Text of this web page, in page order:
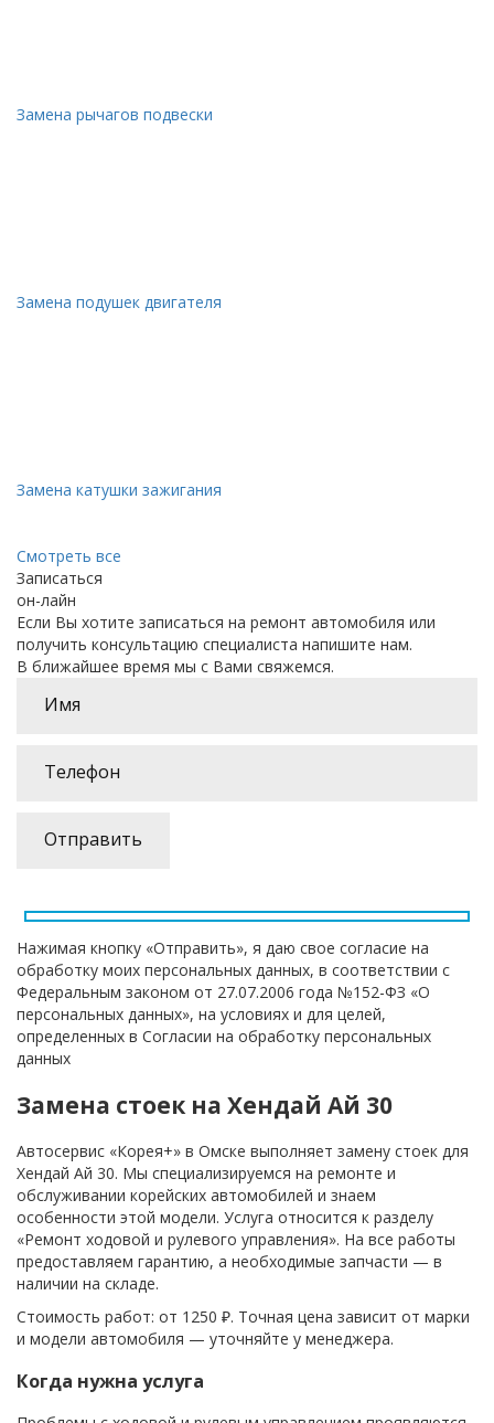
Замена рычагов подвески
Замена подушек двигателя
Замена катушки зажигания
Смотреть все
Записаться
он-лайн
Если Вы хотите записаться на ремонт автомобиля или
получить консультацию специалиста напишите нам.
В ближайшее время мы с Вами свяжемся.
Нажимая кнопку «Отправить», я даю свое согласие на
обработку моих персональных данных, в соответствии с
Федеральным законом от 27.07.2006 года №152-ФЗ «О
персональных данных», на условиях и для целей,
определенных в Согласии на обработку персональных
данных
Замена стоек на Хендай Ай 30
Автосервис «Корея+» в Омске выполняет замену стоек для
Хендай Ай 30. Мы специализируемся на ремонте и
обслуживании корейских автомобилей и знаем
особенности этой модели. Услуга относится к разделу
«Ремонт ходовой и рулевого управления». На все работы
предоставляем гарантию, а необходимые запчасти — в
наличии на складе.
Стоимость работ: от 1250 ₽. Точная цена зависит от марки
и модели автомобиля — уточняйте у менеджера.
Когда нужна услуга